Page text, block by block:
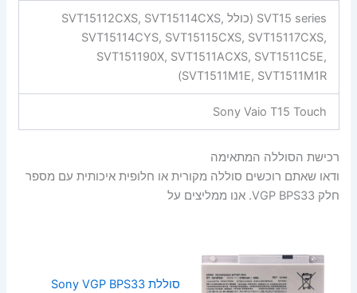
SVT15 series (כולל SVT15112CXS, SVT15114CXS,
SVT15114CYS, SVT15115CXS, SVT15117CXS,
SVT151190X, SVT1511ACXS, SVT1511C5E,
SVT1511M1E, SVT1511M1R)
Sony Vaio T15 Touch
רכישת הסוללה המתאימה
ודאו שאתם רוכשים סוללה מקורית או חלופית איכותית עם מספר
חלק VGP BPS33. אנו ממליצים על
סוללת Sony VGP BPS33